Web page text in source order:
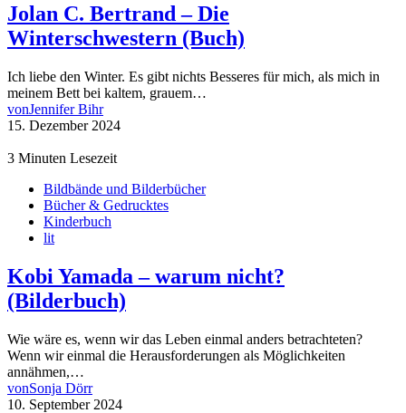
Jolan C. Bertrand – Die
Winterschwestern (Buch)
Ich liebe den Winter. Es gibt nichts Besseres für mich, als mich in
meinem Bett bei kaltem, grauem…
vonJennifer Bihr
15. Dezember 2024
3 Minuten Lesezeit
Bildbände und Bilderbücher
Bücher & Gedrucktes
Kinderbuch
lit
Kobi Yamada – warum nicht?
(Bilderbuch)
Wie wäre es, wenn wir das Leben einmal anders betrachteten?
Wenn wir einmal die Herausforderungen als Möglichkeiten
annähmen,…
vonSonja Dörr
10. September 2024